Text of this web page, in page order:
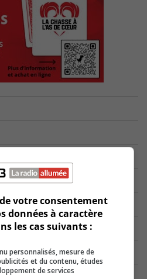
votre consentement
données à caractère
les cas suivants :
personnalisés, mesure de
et du contenu, études
de services